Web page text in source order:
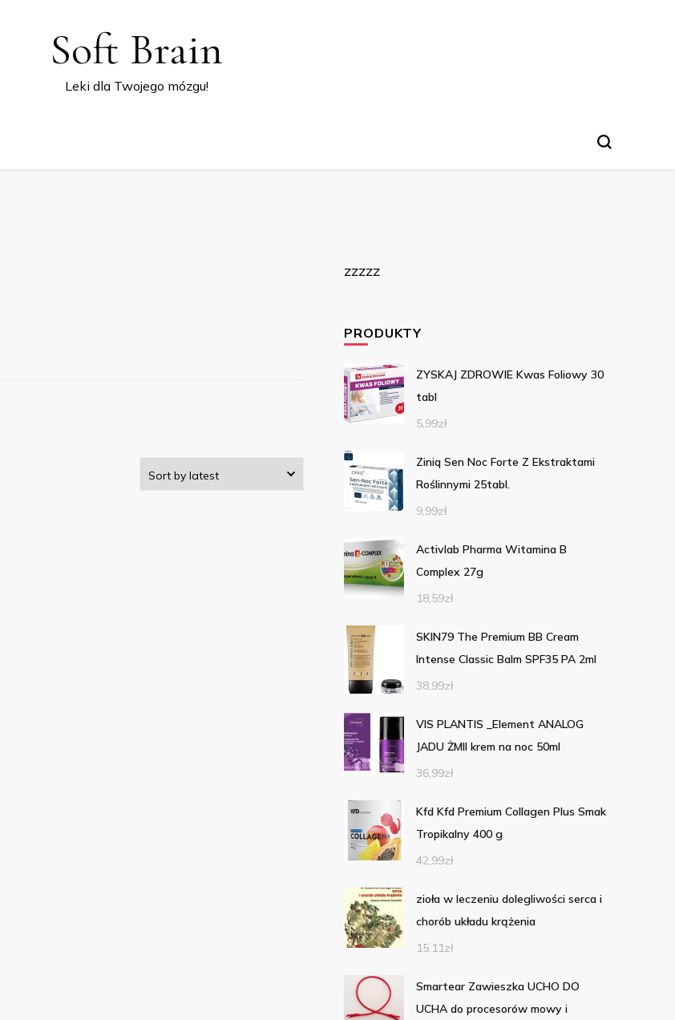
Soft Brain
Leki dla Twojego mózgu!
zzzzz
PRODUKTY
ZYSKAJ ZDROWIE Kwas Foliowy 30
tabl
5,99zł
Ziniq Sen Noc Forte Z Ekstraktami
Roślinnymi 25tabl.
9,99zł
Activlab Pharma Witamina B
Complex 27g
18,59zł
SKIN79 The Premium BB Cream
Intense Classic Balm SPF35 PA 2ml
38,99zł
VIS PLANTIS _Element ANALOG
JADU ŻMII krem na noc 50ml
36,99zł
Kfd Kfd Premium Collagen Plus Smak
Tropikalny 400 g
42,99zł
zioła w leczeniu dolegliwości serca i
chorób układu krążenia
15,11zł
Smartear Zawieszka UCHO DO
UCHA do procesorów mowy i